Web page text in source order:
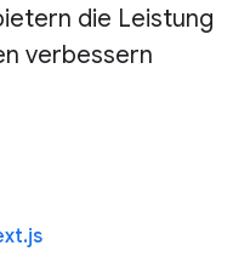
die Leistung
verbessern